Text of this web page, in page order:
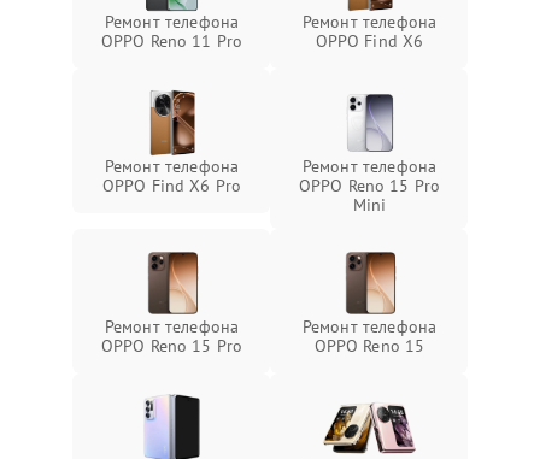
Ремонт телефона
OPPO Reno 11 Pro
Ремонт телефона
OPPO Find X6
Ремонт телефона
OPPO Find X6 Pro
Ремонт телефона
OPPO Reno 15 Pro
Mini
Ремонт телефона
OPPO Reno 15 Pro
Ремонт телефона
OPPO Reno 15